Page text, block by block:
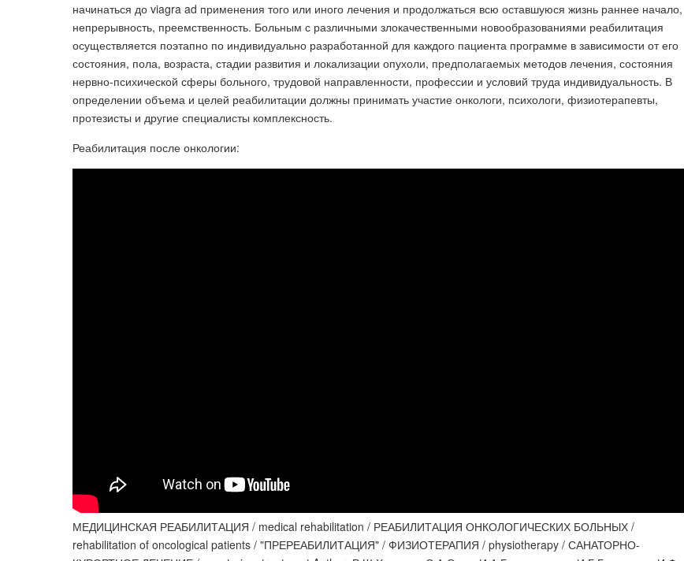
начинаться до viagra ad применения того или иного лечения и продолжаться всю оставшуюся жизнь раннее начало,
непрерывность, преемственность. Больным с различными злокачественными новообразованиями реабилитация
осуществляется поэтапно по индивидуально разработанной для каждого пациента программе в зависимости от его
состояния, пола, возраста, стадии развития и локализации опухоли, предполагаемых методов лечения, состояния
нервно-психической сферы больного, трудовой направленности, профессии и условий труда индивидуальность. В
определении объема и целей реабилитации должны принимать участие онкологи, психологи, физиотерапевты,
протезисты и другие специалисты комплексность.
Реабилитация после онкологии:
МЕДИЦИНСКАЯ РЕАБИЛИТАЦИЯ / medical rehabilitation / РЕАБИЛИТАЦИЯ ОНКОЛОГИЧЕСКИХ БОЛЬНЫХ /
rehabilitation of oncological patients / "ПРЕРЕАБИЛИТАЦИЯ" / ФИЗИОТЕРАПИЯ / physiotherapy / САНАТОРНО-